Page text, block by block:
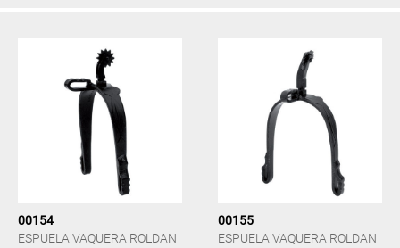
00154
ESPUELA VAQUERA ROLDAN
00155
ESPUELA VAQUERA ROLDAN